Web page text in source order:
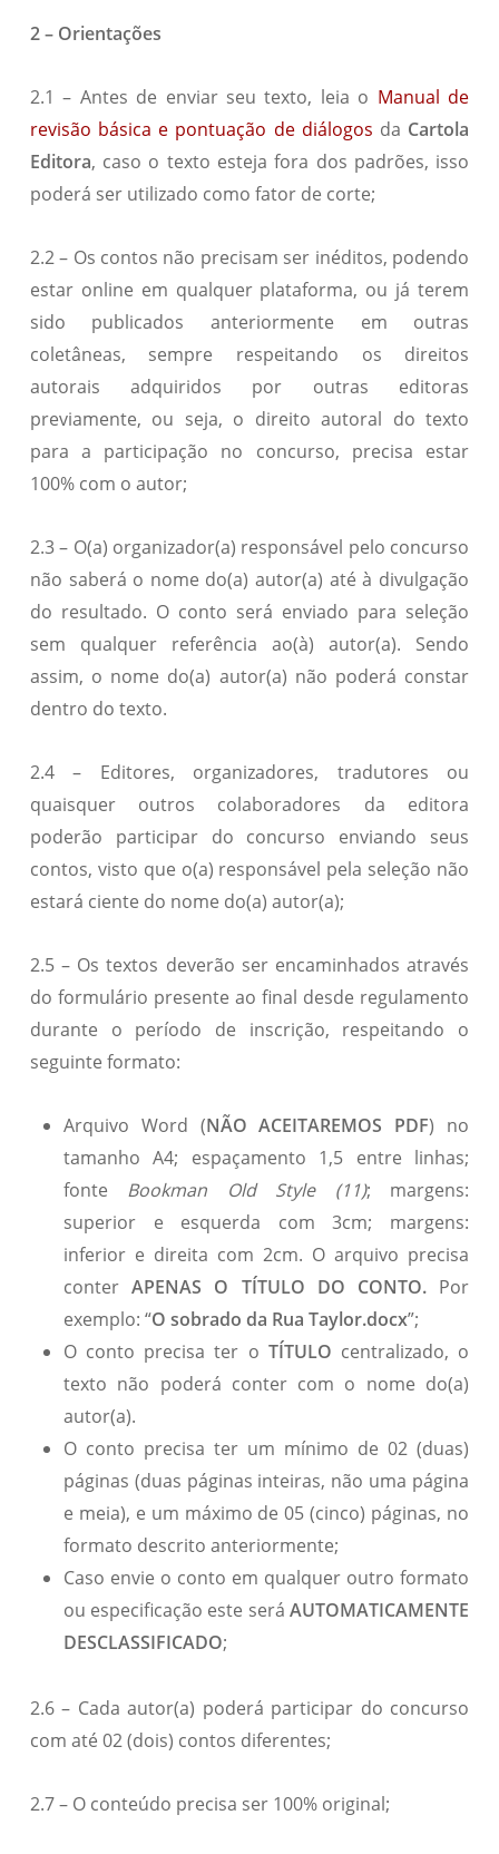
2 – Orientações
2.1 – Antes de enviar seu texto, leia o Manual de
revisão básica e pontuação de diálogos da Cartola
Editora, caso o texto esteja fora dos padrões, isso
poderá ser utilizado como fator de corte;
2.2 – Os contos não precisam ser inéditos, podendo
estar online em qualquer plataforma, ou já terem
sido publicados anteriormente em outras
coletâneas, sempre respeitando os direitos
autorais adquiridos por outras editoras
previamente, ou seja, o direito autoral do texto
para a participação no concurso, precisa estar
100% com o autor;
2.3 – O(a) organizador(a) responsável pelo concurso
não saberá o nome do(a) autor(a) até à divulgação
do resultado. O conto será enviado para seleção
sem qualquer referência ao(à) autor(a). Sendo
assim, o nome do(a) autor(a) não poderá constar
dentro do texto.
2.4 – Editores, organizadores, tradutores ou
quaisquer outros colaboradores da editora
poderão participar do concurso enviando seus
contos, visto que o(a) responsável pela seleção não
estará ciente do nome do(a) autor(a);
2.5 – Os textos deverão ser encaminhados através
do formulário presente ao final desde regulamento
durante o período de inscrição, respeitando o
seguinte formato:
Arquivo Word (NÃO ACEITAREMOS PDF) no
tamanho A4; espaçamento 1,5 entre linhas;
fonte Bookman Old Style (11); margens:
superior e esquerda com 3cm; margens:
inferior e direita com 2cm. O arquivo precisa
conterAPENAS O TÍTULO DO CONTO. Por
exemplo: “O sobrado da Rua Taylor.docx”;
O conto precisa ter o TÍTULO centralizado, o
texto não poderá conter com o nome do(a)
autor(a).
O conto precisa ter um mínimo de 02 (duas)
páginas (duas páginas inteiras, não uma página
e meia), e um máximo de 05 (cinco) páginas, no
formato descrito anteriormente;
Caso envie o conto em qualquer outro formato
ou especificação este seráAUTOMATICAMENTE
DESCLASSIFICADO;
2.6 – Cada autor(a) poderá participar do concurso
com até 02 (dois) contos diferentes;
2.7 – O conteúdo precisa ser 100% original;